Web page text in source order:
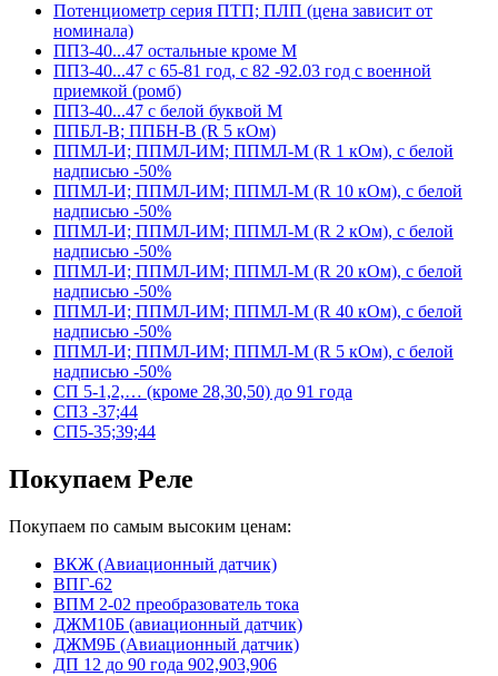
Потенциометр серия ПТП; ПЛП (цена зависит от
номинала)
ПП3-40...47 остальные кроме М
ПП3-40...47 с 65-81 год, с 82 -92.03 год с военной
приемкой (ромб)
ПП3-40...47 с белой буквой М
ППБЛ-В; ППБН-В (R 5 кОм)
ППМЛ-И; ППМЛ-ИМ; ППМЛ-М (R 1 кОм), с белой
надписью -50%
ППМЛ-И; ППМЛ-ИМ; ППМЛ-М (R 10 кОм), с белой
надписью -50%
ППМЛ-И; ППМЛ-ИМ; ППМЛ-М (R 2 кОм), с белой
надписью -50%
ППМЛ-И; ППМЛ-ИМ; ППМЛ-М (R 20 кОм), с белой
надписью -50%
ППМЛ-И; ППМЛ-ИМ; ППМЛ-М (R 40 кОм), с белой
надписью -50%
ППМЛ-И; ППМЛ-ИМ; ППМЛ-М (R 5 кОм), с белой
надписью -50%
СП 5-1,2,… (кроме 28,30,50) до 91 года
СП3 -37;44
СП5-35;39;44
Покупаем Реле
Покупаем по самым высоким ценам:
ВКЖ (Авиационный датчик)
ВПГ-62
ВПМ 2-02 преобразователь тока
ДЖМ10Б (авиационный датчик)
ДЖМ9Б (Авиационный датчик)
ДП 12 до 90 года 902,903,906